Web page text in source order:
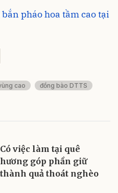
pháo hoa tầm cao tại
cao
đồng bào DTTS
Có việc làm tại quê
hương góp phần giữ
thành quả thoát nghèo